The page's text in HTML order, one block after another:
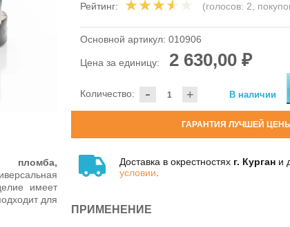
Рейтинг: (голосов: 2,
Основной артикул: 010906
Цена за единицу: 2 630,00 ₽
- +
Количество: В наличии
ГАРАНТИЯ ЛУЧШЕЙ ЦЕНЫ
Доставка в окрестностях г. Курган и
условии
ПРИМЕНЕНИЕ
пломба,
имеет
для